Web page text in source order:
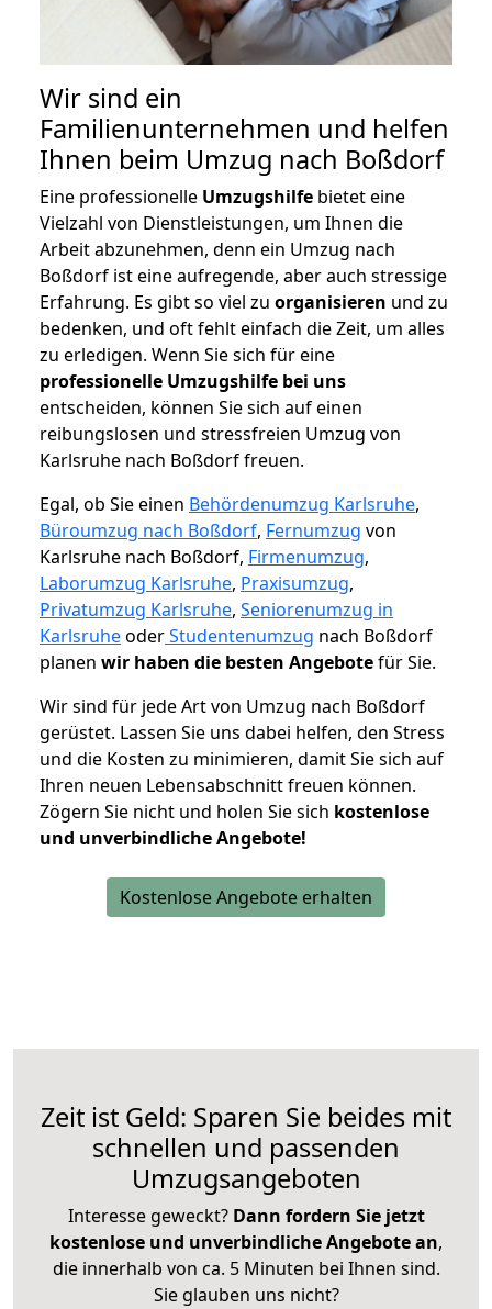
Wir sind ein
Familienunternehmen und helfen
Ihnen beim Umzug nach Boßdorf
Eine professionelle Umzugshilfe bietet eine
Vielzahl von Dienstleistungen, um Ihnen die
Arbeit abzunehmen, denn ein Umzug nach
Boßdorf ist eine aufregende, aber auch stressige
Erfahrung. Es gibt so viel zu organisieren und zu
bedenken, und oft fehlt einfach die Zeit, um alles
zu erledigen. Wenn Sie sich für eine
professionelle Umzugshilfe bei uns
entscheiden, können Sie sich auf einen
reibungslosen und stressfreien Umzug von
Karlsruhe nach Boßdorf freuen.
Egal, ob Sie einen Behördenumzug Karlsruhe,
Büroumzug nach Boßdorf, Fernumzug von
Karlsruhe nach Boßdorf, Firmenumzug,
Laborumzug Karlsruhe, Praxisumzug,
Privatumzug Karlsruhe, Seniorenumzug in
KarlsruheoderStudentenumzug nach Boßdorf
planen wir haben die besten Angebotefür Sie.
Wir sind für jede Art von Umzug nach Boßdorf
gerüstet. Lassen Sie uns dabei helfen, den Stress
und die Kosten zu minimieren, damit Sie sich auf
Ihren neuen Lebensabschnitt freuen können.
Zögern Sie nicht und holen Sie sich kostenlose
und unverbindliche Angebote!
Kostenlose Angebote erhalten
Zeit ist Geld: Sparen Sie beides mit
schnellen und passenden
Umzugsangeboten
Interesse geweckt? Dann fordern Sie jetzt
kostenlose und unverbindliche Angebote an,
die innerhalb von ca. 5 Minuten bei Ihnen sind.
Sie glauben uns nicht?